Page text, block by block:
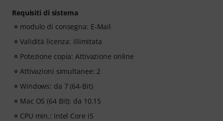
Requisiti di sistema
modulo di consegna: E-Mail
Validità licenza: illimitata
Potezione copia: Attivazione online
Attivazioni simultanee: 2
Windows: da 7 (64-Bit)
Mac OS (64 Bit): da 10.15
CPU min.: Intel Core i5